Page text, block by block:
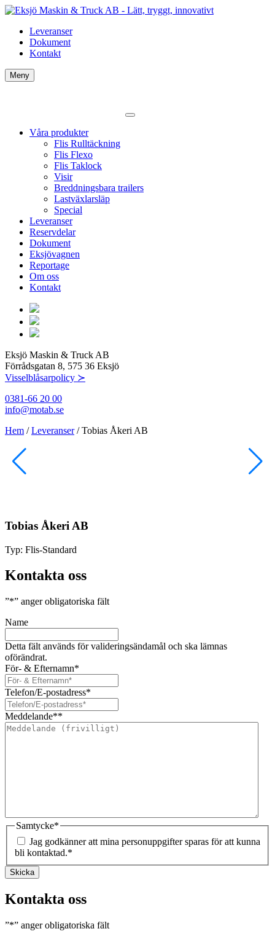
Leveranser
Dokument
Kontakt
Meny
Våra produkter
Flis Rulltäckning
Flis Flexo
Flis Taklock
Visir
Breddningsbara trailers
Lastväxlarsläp
Special
Leveranser
Reservdelar
Dokument
Eksjövagnen
Reportage
Om oss
Kontakt
Eksjö Maskin & Truck AB
Förrådsgatan 8, 575 36 Eksjö
Visselblåsarpolicy ≻
0381-66 20 00
info@motab.se
Hem /Leveranser/Tobias Åkeri AB
Tobias Åkeri AB
Typ: Flis-Standard
Kontakta oss
”*” anger obligatoriska fält
Name
Detta fält används för valideringsändamål och ska lämnas
oförändrat.
För- & Efternamn*
Telefon/E-postadress*
Meddelande**
Samtycke*
Jag godkänner att mina personuppgifter sparas för att kunna
bli kontaktad.*
Skicka
Kontakta oss
”*” anger obligatoriska fält